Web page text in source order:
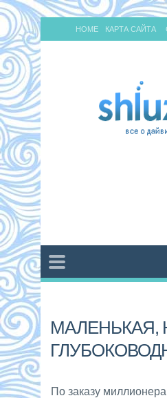
HOME КАРТА САЙТА
МАЛЕНЬКАЯ,
По заказу